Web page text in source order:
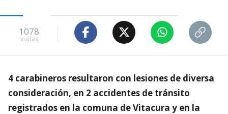
1078
visitas
4 carabineros resultaron con lesiones de diversa
consideración, en 2 accidentes de tránsito
registrados en la comuna de Vitacura y en la